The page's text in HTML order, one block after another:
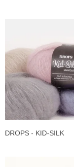
DROPS - KID-SILK